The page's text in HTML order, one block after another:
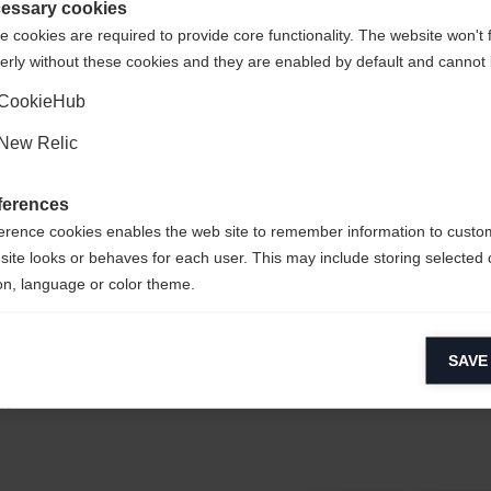
particolari?
trovo bene con la neve fresca e le
abbastanza.
molto! Mi piace sempre quando le
Staaten (Englisch)
Sì, desidero essere reindirizzato
cookies
cookies are required to provide core functionality. The website won't
without these cookies and they are enabled by default and cannot
New Relic
cookies enables the web site to remember information to
looks or behaves for each user. This may include storing selected
language or color theme.
cookies help us improve our website by collecting and reporting